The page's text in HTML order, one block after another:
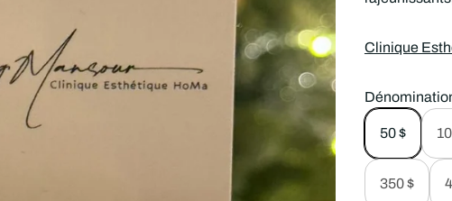
Clinique
50 $
350 $